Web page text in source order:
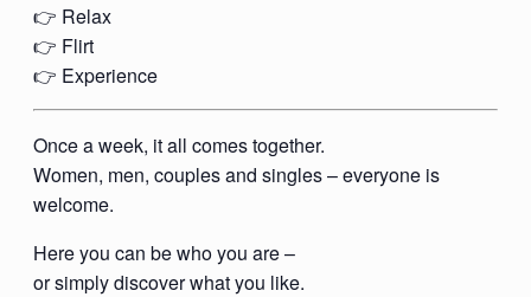
👉 Relax
👉 Flirt
👉 Experience
Once a week, it all comes together.
Women, men, couples and singles – everyone is
welcome.
Here you can be who you are –
or simply discover what you like.